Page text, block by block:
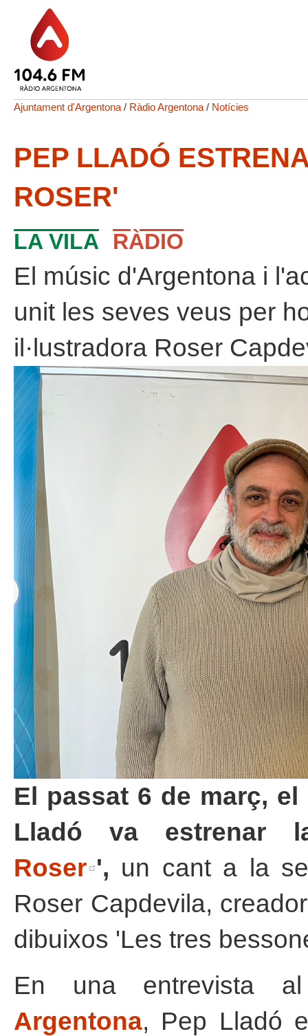
Ajuntament d'Argentona / Ràdio Argentona / Notícies
PEP LLADÓ
ROSER'
LA VILA RÀDIO
El músic d'Argentona i
unit les seves veus per
il·lustradora Roser
El passat 6 de març,
Lladó va estrenar
Roser ', un cant a la
Roser Capdevila,
dibuixos 'Les tres
En una entrevista
Argentona, Pep Lladó